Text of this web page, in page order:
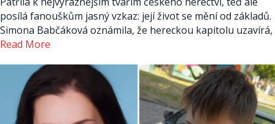
posílá fanouškům jasný vzkaz: její život se mění od základů.
Simona Babčáková oznámila, že hereckou kapitolu uzavírá,
Read More